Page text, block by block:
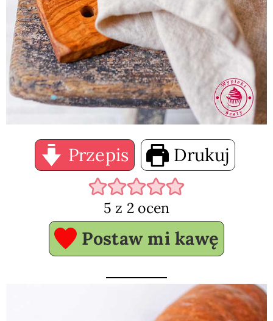
Przepis Drukuj
5 z 2 ocen
Postaw mi kawę